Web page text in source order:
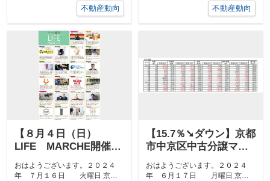
不動産動向
不動産動向
【８月４日（日）
LIFE MARCHE開催】
京都市 左京区 マル
シェ
おはようございます。２０２４
年 ７月１６日 火曜日 京都
【15.7％➘ダウン】京都
市中京区中古分譲マン
ション5月成約㎡単価前
年対比
おはようございます。２０２４
年 ６月１７日 月曜日 京都